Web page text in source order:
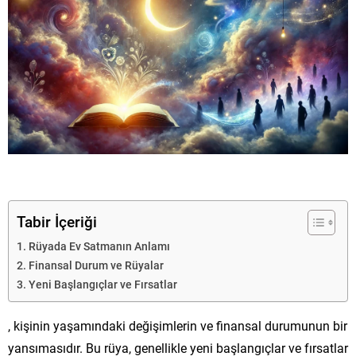
Tabir İçeriği
Rüyada Ev Satmanın Anlamı
Finansal Durum ve Rüyalar
Yeni Başlangıçlar ve Fırsatlar
, kişinin yaşamındaki değişimlerin ve finansal durumunun bir
yansımasıdır. Bu rüya, genellikle yeni başlangıçlar ve fırsatlar